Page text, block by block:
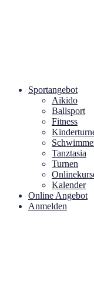
Sportangebot
Aikido
Ballsport
Fitness
Tanztasia
Turnen
Kalender
Online Angebot
Anmelden